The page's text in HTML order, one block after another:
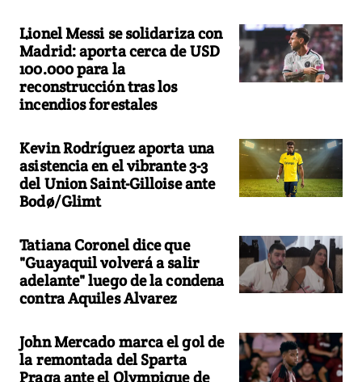
Lionel Messi se solidariza con
Madrid: aporta cerca de USD
100.000 para la
reconstrucción tras los
incendios forestales
Kevin Rodríguez aporta una
asistencia en el vibrante 3-3
del Union Saint-Gilloise ante
Bodø/Glimt
Tatiana Coronel dice que
"Guayaquil volverá a salir
adelante" luego de la condena
contra Aquiles Alvarez
John Mercado marca el gol de
la remontada del Sparta
Praga ante el Olympique de